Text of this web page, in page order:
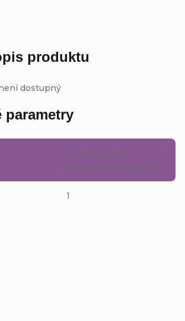
produktu
dostupný
parametry
Hry GameBoy
Advance/Advance SP
1